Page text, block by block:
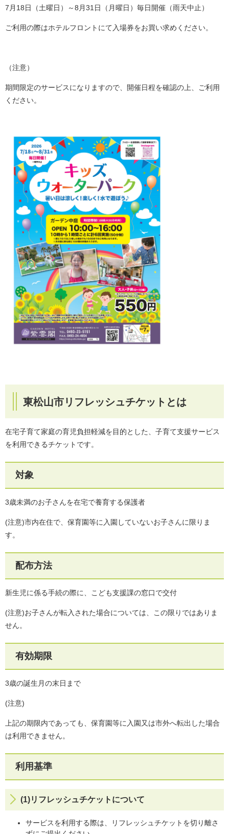
7月18日（土曜日）～8月31日（月曜日）毎日開催（雨天中止）
ご利用の際はホテルフロントにて入場券をお買い求めください。
（注意）
期間限定のサービスになりますので、開催日程を確認の上、ご利用
ください。
東松山市リフレッシュチケットとは
在宅子育て家庭の育児負担軽減を目的とした、子育て支援サービス
を利用できるチケットです。
対象
3歳未満のお子さんを在宅で養育する保護者
(注意)市内在住で、保育園等に入園していないお子さんに限りま
す。
配布方法
新生児に係る手続の際に、こども支援課の窓口で交付
(注意)お子さんが転入された場合については、この限りではありま
せん。
有効期限
3歳の誕生月の末日まで
(注意)
上記の期限内であっても、保育園等に入園又は市外へ転出した場合
は利用できません。
利用基準
(1)リフレッシュチケットについて
サービスを利用する際は、リフレッシュチケットを切り離さ